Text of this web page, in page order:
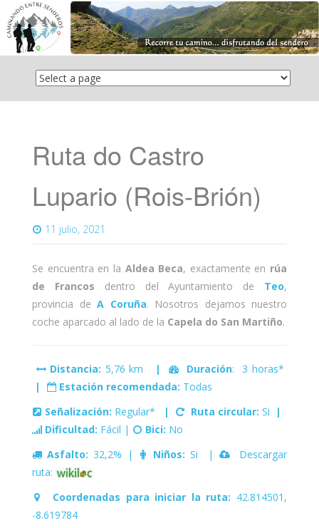
Saltar
contenido
Ruta do Castro
Lupario (Rois-Brión)
11 julio, 2021
Se encuentra en la Aldea Beca, exactamente en rúa
de Francos dentro del Ayuntamiento de Teo,
provincia de A Coruña. Nosotros dejamos nuestro
coche aparcado al lado de la Capela do San Martiño.
Distancia: 5,76 km | Duración: 3 horas*
|
Estación recomendada: Todas
Señalización: Regular* | Ruta circular: Si
|
Dificultad: Fácil | Bici: No
Asfalto: 32,2% | Niños: Si |
Descargar
ruta:
Coordenadas para iniciar la ruta: 42.814501,
-8.619784